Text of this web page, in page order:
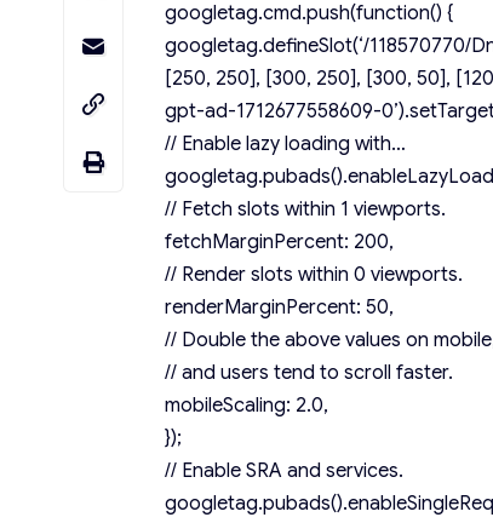
googletag.cmd.push(function() {
googletag.defineSlot(‘/118570770/
[250, 250], [300, 250], [300, 50],
gpt-ad-1712677558609-
// Enable lazy loading with…
// Fetch slots within 1 viewports.
fetchMarginPercent: 200,
// Render slots within 0 viewports.
renderMarginPercent: 50,
// Double the above values on
// and users tend to scroll faster.
mobileScaling: 2.0,
});
// Enable SRA and services.